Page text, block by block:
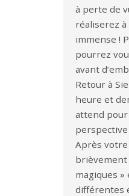
à perte de
réaliserez
immense !
pourrez
avant
Retour à
heure et
attend
perspective
Après
brièvement
magiques
différentes